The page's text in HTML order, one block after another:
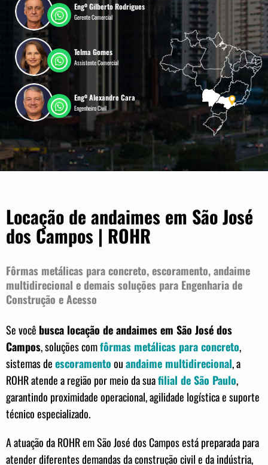
Engº Gilberto Rodrigues
Gerente Comercial
Telma Gomes
Assistente Comercial
Engº Alexandre Cara
Engenheiro Civil
Locação de andaimes em São José
dos Campos | ROHR
Fôrmas metálicas para concreto, escoramento, andaime
multidirecional e demais soluções para Engenharia de
Construção e Acesso
Se você busca locação de andaimes em São José dos
Campos, soluções comfôrmas metálicas para concreto,
sistemas deescoramentoouandaime multidirecional, a
ROHR atende a região por meio da suafilial de São Paulo,
garantindo proximidade operacional, agilidade logística e suporte
técnico especializado.
A atuação da ROHR em São José dos Campos está preparada para
atender diferentes demandas da construção civil e da indústria,